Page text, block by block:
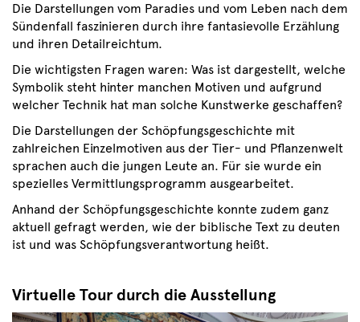
Die Darstellungen vom Paradies und vom Leben nach dem
Sündenfall faszinieren durch ihre fantasievolle Erzählung
und ihren Detailreichtum.
Die wichtigsten Fragen waren: Was ist dargestellt, welche
Symbolik steht hinter manchen Motiven und aufgrund
welcher Technik hat man solche Kunstwerke geschaffen?
Die Darstellungen der Schöpfungsgeschichte mit
zahlreichen Einzelmotiven aus der Tier- und Pflanzenwelt
sprachen auch die jungen Leute an. Für sie wurde ein
spezielles Vermittlungsprogramm ausgearbeitet.
Anhand der Schöpfungsgeschichte konnte zudem ganz
aktuell gefragt werden, wie der biblische Text zu deuten
ist und was Schöpfungsverantwortung heißt.
Virtuelle Tour durch die Ausstellung